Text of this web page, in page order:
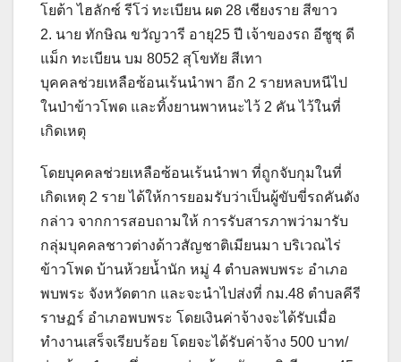
โยต้า ไฮลักซ์ รีโว่ ทะเบียน ผต 28 เชียงราย สีขาว
2. นาย ทักษิณ ขวัญวารี อายุ25 ปี เจ้าของรถ อีซูซุ ดี
แม็ก ทะเบียน บม 8052 สุโขทัย สีเทา
บุคคลช่วยเหลือซ้อนเร้นนำพา อีก 2 รายหลบหนีไป
ในป่าข้าวโพด และทิ้งยานพาหนะไว้ 2 คัน ไว้ในที่
เกิดเหตุ
โดยบุคคลช่วยเหลือซ้อนเร้นนำพา ที่ถูกจับกุมในที่
เกิดเหตุ 2 ราย ได้ให้การยอมรับว่าเป็นผู้ขับขี่รถคันดัง
กล่าว จากการสอบถามให้ การรับสารภาพว่ามารับ
กลุ่มบุคคลชาวต่างด้าวสัญชาติเมียนมา บริเวณไร่
ข้าวโพด บ้านห้วยน้ำนัก หมู่ 4 ตำบลพบพระ อำเภอ
พบพระ จังหวัดตาก และจะนำไปส่งที่ กม.48 ตำบลคีรี
ราษฏร์ อำเภอพบพระ โดยเงินค่าจ้างจะได้รับเมื่อ
ทำงานเสร็จเรียบร้อย โดยจะได้รับค่าจ้าง 500 บาท/